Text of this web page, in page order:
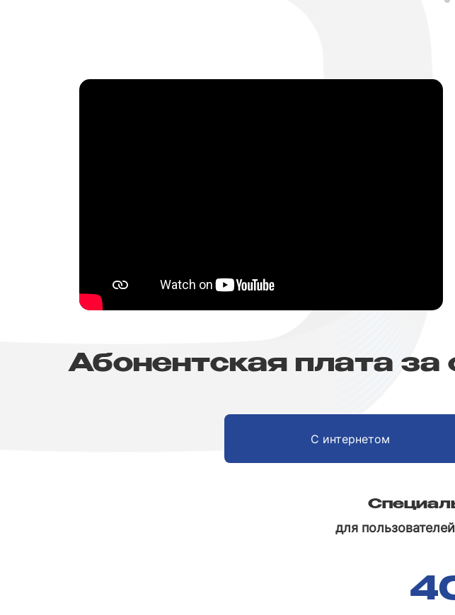
Абонентская плата
С интернетом
для